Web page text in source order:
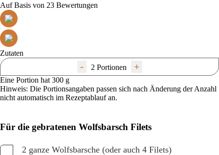
Auf Basis von 23 Bewertungen
Zutaten
- 2 Portionen +
Eine Portion hat 300 g
Hinweis: Die Portionsangaben passen sich nach Änderung der Anzahl
nicht automatisch im Rezeptablauf an.
Für die gebratenen Wolfsbarsch Filets
2 ganze Wolfsbarsche (oder auch 4 Filets)